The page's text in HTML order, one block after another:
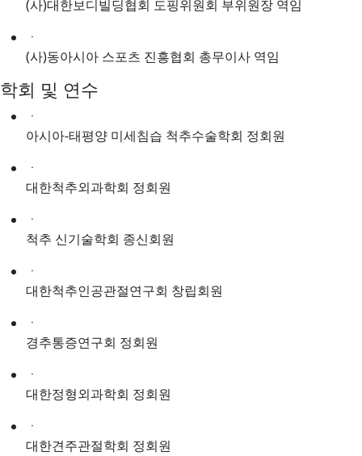
(사)대한보디빌딩협회 도핑위원회 부위원장 역임
ㆍ
(사)동아시아 스포츠 진흥협회 총무이사 역임
학회 및 연수
ㆍ
아시아-태평양 미세침습 척추수술학회 정회원
ㆍ
대한척추외과학회 정회원
ㆍ
척추 신기술학회 종신회원
ㆍ
대한척추인공관절연구회 창립회원
ㆍ
경추통증연구회 정회원
ㆍ
대한정형외과학회 정회원
ㆍ
대한견주관절학회 정회원